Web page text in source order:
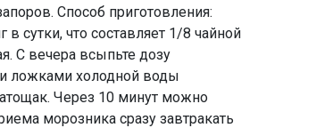
Способ приготовления:
сутки, что составляет 1/8 чайной
С вечера всыпьте дозу
ложками холодной воды
Через 10 минут можно
морозника сразу завтракать